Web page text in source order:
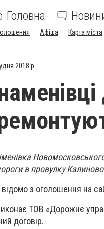
Головна
Афіша Карта міста
2018 р.
в провулку
з оголошення на
ТОВ «Дорожнє
договір.